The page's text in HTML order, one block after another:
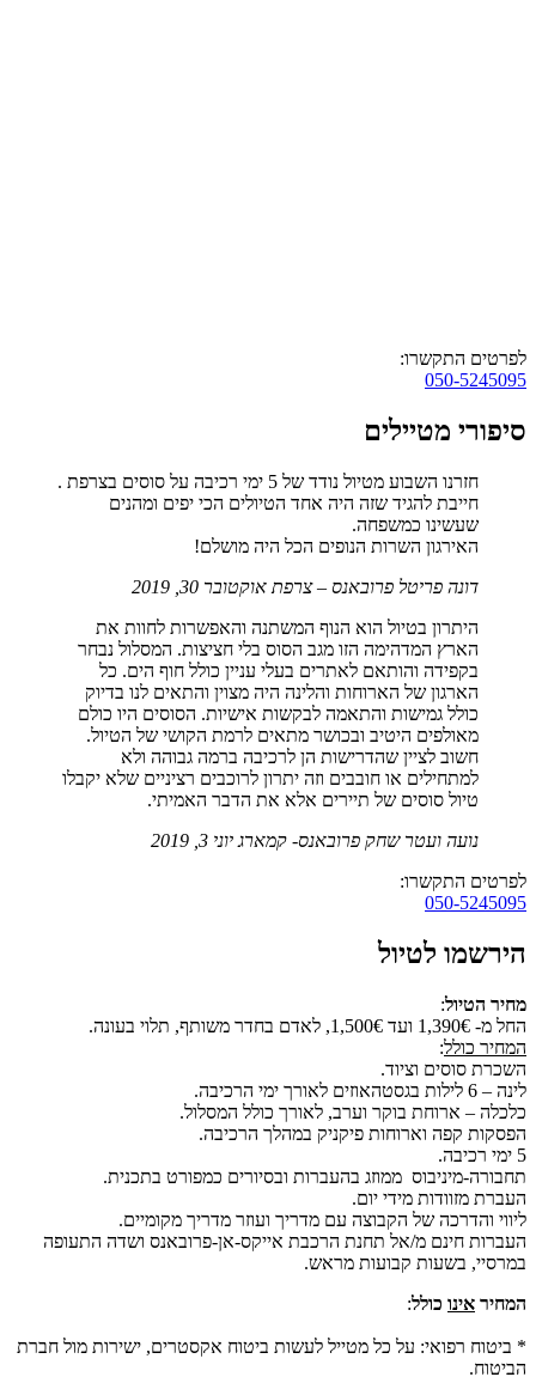
לפרטים התקשרו:
050-5245095
סיפורי מטיילים
חזרנו השבוע מטיול נודד של 5 ימי רכיבה על סוסים בצרפת .
חייבת להגיד שזה היה אחד הטיולים הכי יפים ומהנים
שעשינו כמשפחה.
האירגון השרות הנופים הכל היה מושלם!
דונה פריטל פרובאנס – צרפת אוקטובר 30, 2019
היתרון בטיול הוא הנוף המשתנה והאפשרות לחוות את
הארץ המדהימה הזו מגב הסוס בלי חציצות. המסלול נבחר
בקפידה והותאם לאתרים בעלי עניין כולל חוף הים. כל
הארגון של הארוחות והלינה היה מצוין והתאים לנו בדיוק
כולל גמישות והתאמה לבקשות אישיות. הסוסים היו כולם
מאולפים היטיב ובכושר מתאים לרמת הקושי של הטיול.
חשוב לציין שהדרישות הן לרכיבה ברמה גבוהה ולא
למתחילים או חובבים וזה יתרון לרוכבים רציניים שלא יקבלו
טיול סוסים של תיירים אלא את הדבר האמיתי.
נועה ועטר שחק פרובאנס- קמארג יוני 3, 2019
לפרטים התקשרו:
050-5245095
הירשמו לטיול
מחיר הטיול:
החל מ- 1,390€ ועד 1,500€, לאדם בחדר משותף, תלוי בעונה.
המחיר כולל:
השכרת סוסים וציוד.
לינה – 6 לילות בגסטהאוזים לאורך ימי הרכיבה.
כלכלה – ארוחת בוקר וערב, לאורך כולל המסלול.
הפסקות קפה וארוחות פיקניק במהלך הרכיבה.
5 ימי רכיבה.
תחבורה-מיניבוס ממוזג בהעברות ובסיורים כמפורט בתכנית.
העברת מזוודות מידי יום.
ליווי והדרכה של הקבוצה עם מדריך ועוזר מדריך מקומיים.
העברות חינם מ/אל תחנת הרכבת אייקס-אן-פרובאנס ושדה התעופה
במרסיי, בשעות קבועות מראש.
המחיר אינו כולל:
* ביטוח רפואי: על כל מטייל לעשות ביטוח אקסטרים, ישירות מול חברת
הביטוח.